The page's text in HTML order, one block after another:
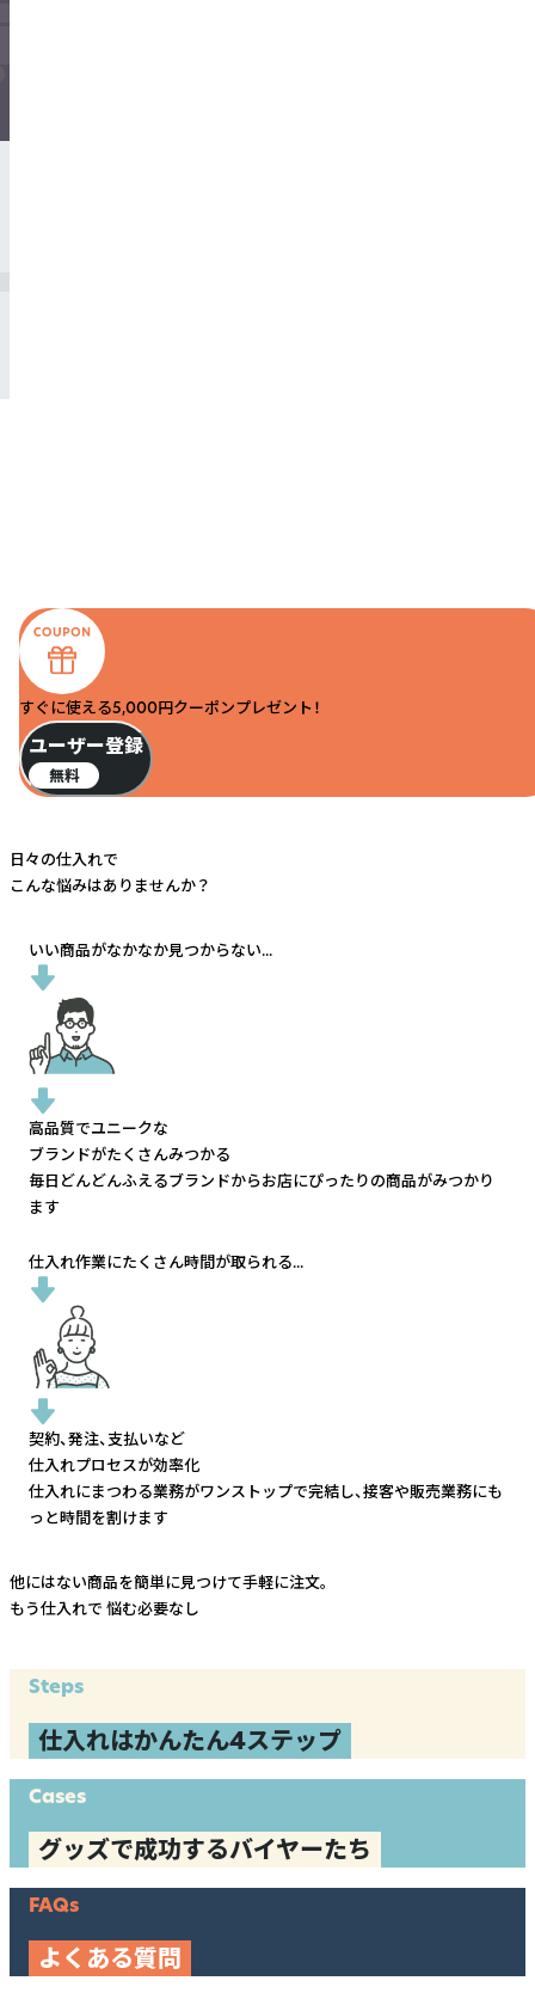
すぐに使える5,000円クーポンプレゼント！
ユーザー登録
無料
日々の仕入れで
こんな悩みはありませんか？
いい商品がなかなか見つからない...
高品質でユニークな
ブランドがたくさんみつかる
毎日どんどんふえるブランドからお店にぴったりの商品がみつかり
ます
仕入れ作業にたくさん時間が取られる...
契約、発注、支払いなど
仕入れプロセスが効率化
仕入れにまつわる業務がワンストップで完結し、接客や販売業務にも
っと時間を割けます
他にはない商品を簡単に見つけて手軽に注文。
もう仕入れで 悩む必要なし
Steps
仕入れはかんたん4ステップ
Cases
グッズで成功するバイヤーたち
FAQs
よくある質問